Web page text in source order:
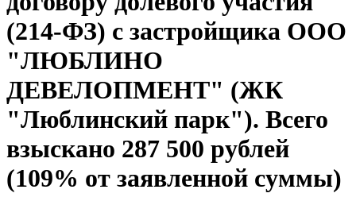
(214-ФЗ) с застройщика ООО
"ЛЮБЛИНО
ДЕВЕЛОПМЕНТ" (ЖК
"Люблинский парк"). Всего
взыскано 287 500 рублей
(109% от заявленной суммы)